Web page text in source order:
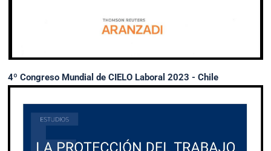
4º Congreso Mundial de CIELO Laboral 2023 - Chile